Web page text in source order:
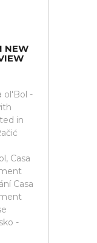
NEW
ol'Bol -
in
Casa
Casa
-